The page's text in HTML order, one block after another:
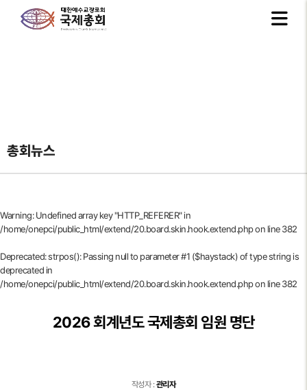
총회뉴스
Warning: Undefined array key "HTTP_REFERER" in
/home/onepci/public_html/extend/20.board.skin.hook.extend.phpon line382
Deprecated: strpos(): Passing null to parameter #1 ($haystack) of type string is
deprecated in
/home/onepci/public_html/extend/20.board.skin.hook.extend.phpon line382
2026 회계년도 국제총회 임원 명단
작성자 :관리자